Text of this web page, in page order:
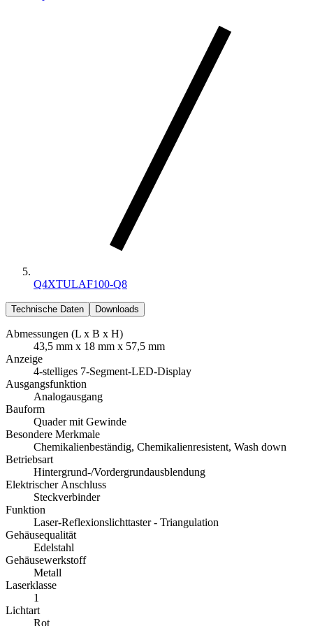
Q4XTULAF100-Q8
Technische Daten Downloads
Abmessungen (L x B x H)
43,5 mm x 18 mm x 57,5 mm
Anzeige
4-stelliges 7-Segment-LED-Display
Ausgangsfunktion
Analogausgang
Bauform
Quader mit Gewinde
Besondere Merkmale
Chemikalienbeständig, Chemikalienresistent, Wash down
Betriebsart
Hintergrund-/Vordergrundausblendung
Elektrischer Anschluss
Steckverbinder
Funktion
Laser-Reflexionslichttaster - Triangulation
Gehäusequalität
Edelstahl
Gehäusewerkstoff
Metall
Laserklasse
1
Lichtart
Rot